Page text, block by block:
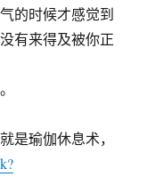
的时候才感觉到
有来得及被你正
是瑜伽休息术，